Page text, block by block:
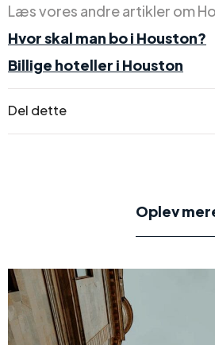
Læs vores andre artikler om
Hvor skal man bo i Houston?
Billige hoteller i Houston
Del dette
Oplev